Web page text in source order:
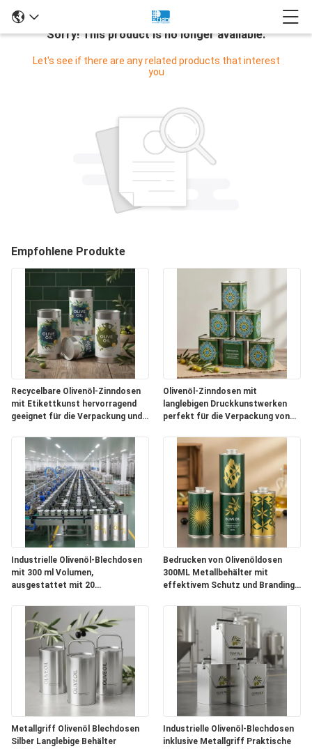
Sorry! This product is no longer available.
Let's see if there are any related products that interest
you
Empfohlene Produkte
Recycelbare Olivenöl-Zinndosen
mit Etikettkunst hervorragend
geeignet für die Verpackung und
Olivenöl-Zinndosen mit
langlebigen Druckkunstwerken
perfekt für die Verpackung von
Transport
Industrielle Olivenöl-Blechdosen
mit 300 ml Volumen,
ausgestattet mit 20
großflächige Olivenölverpackung
Bedrucken von Olivenöldosen
300ML Metallbehälter mit
effektivem Schutz und Branding-
Metallgriff Olivenöl Blechdosen
Silber Langlebige Behälter
Industrielle Olivenöl-Blechdosen
inklusive Metallgriff Praktische